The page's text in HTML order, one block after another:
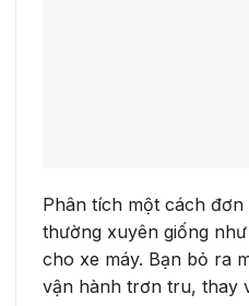
Phân tích một cách
thường xuyên giống
cho xe máy. Bạn bỏ ra
vận hành trơn tru, thay